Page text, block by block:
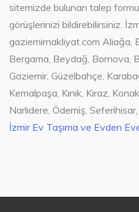
sitemizde bulunan talep
görüşlerinizi bildirebilirsiniz.
gaziemirnakliyat.com Aliağa,
Bergama, Beydağ, Bornova,
Gaziemir, Güzelbahçe,
Kemalpaşa, Kınık, Kiraz,
Narlıdere, Ödemiş,
İzmir Ev Taşıma ve Evden